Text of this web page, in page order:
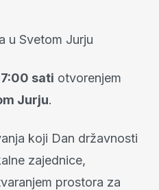
u Svetom Jurju
sati otvorenjem
Jurju.
koji Dan državnosti
zajednice,
prostora za